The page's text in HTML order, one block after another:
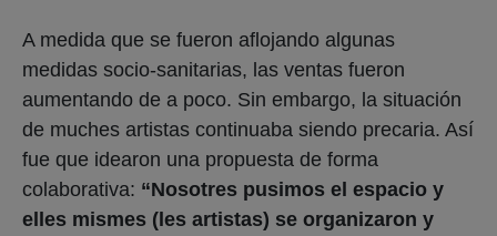
A medida que se fueron aflojando algunas
medidas socio-sanitarias, las ventas fueron
aumentando de a poco. Sin embargo, la situación
de muches artistas continuaba siendo precaria. Así
fue que idearon una propuesta de forma
colaborativa: “Nosotres pusimos el espacio y
elles mismes (les artistas) se organizaron y